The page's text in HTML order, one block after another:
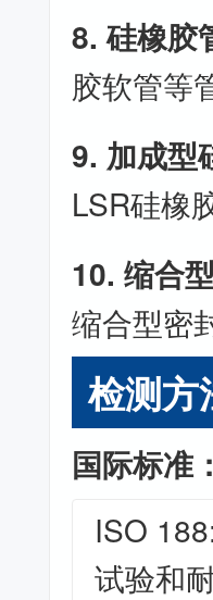
8. 硅橡胶
胶软管等
9. 加成型
LSR硅橡
10. 缩合
缩合型密
检测方
国际标准：
ISO
试验和